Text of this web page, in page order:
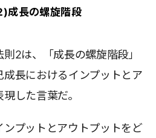
成長の螺旋階段
2は、「成長の螺旋階段」
長におけるインプットとア
した言葉だ。
プットとアウトプットをど